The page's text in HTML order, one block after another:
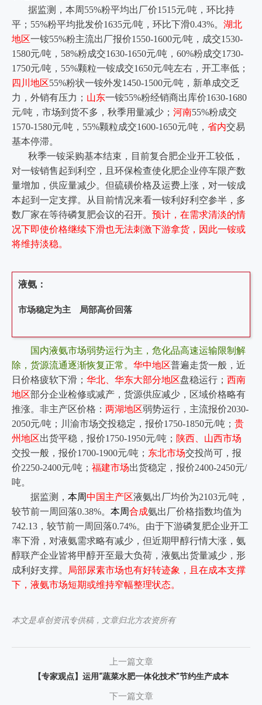
据监测，本周55%粉平均出厂价1515元/吨，环比持
平；55%粉平均批发价1635元/吨，环比下滑0.43%。 湖北
地区一铵55%粉主流出厂报价1550-1600元/吨，成交1530-
1580元/吨，58%粉成交1630-1650元/吨，60%粉成交1730-
1750元/吨，55%颗粒一铵成交1650元/吨左右，开工率低；
四川地区55%粉状一铵外发1450-1500元/吨，新单成交乏
力，外销有压力； 山东一铵55%粉经销商出库价1630-1680
元/吨，市场到货不多，秋季用量减少； 河南55%粉成交
1570-1580元/吨，55%颗粒成交1600-1650元/吨， 省内交易
基本停滞。
秋季一铵采购基本结束，目前复合肥企业开工较低，
对一铵销售起到利空，且环保检查使化肥企业停车限产数
量增加，供应量减少。但硫磺价格及运费上涨，对一铵成
本起到一定支撑。从目前情况来看一铵利好利空参半，多
数厂家在等待磷复肥会议的召开。 预计，在需求清淡的情
况下即使价格继续下滑也无法刺激下游拿货，因此一铵或
将维持淡稳。
液氨：
市场稳定为主 局部高价回落
国内液氨市场弱势运行为主，危化品高速运输限制解
除，货源流通逐渐恢复正常。 华中地区普遍走货一般，近
日价格疲软下滑； 华北、华东大部分地区盘稳运行； 西南
地区部分企业检修或减产，货源供应减少，区域价格略有
推涨。非主产区价格： 两湖地区弱势运行，主流报价2030-
2050元/吨；川渝市场交投稳定，报价1750-1850元/吨； 贵
州地区出货平稳，报价1750-1950元/吨； 陕西、山西市场
交投一般，报价1700-1900元/吨； 东北市场交投尚可，报
价2250-2400元/吨； 福建市场出货稳定，报价2400-2450元/
吨。
据监测， 本周中国主产区液氨出厂均价为2103元/吨，
较节前一周回落0.38%。 本周合成氨出厂价格指数均值为
742.13，较节前一周回落0.74%。由于下游磷复肥企业开工
率下滑，对液氨需求略有减少，但近期甲醇行情大涨，氨
醇联产企业皆将甲醇开至最大负荷，液氨出货量减少，形
成利好支撑。
局部尿素市场也有好转迹象，且在成本支撑
下，液氨市场短期或维持窄幅整理状态。
本文是卓创资讯专供稿， 文章归北方农资所有
上一篇文章
【专家观点】运用“蔬菜水肥一体化技术”节约生产成本
下一篇文章